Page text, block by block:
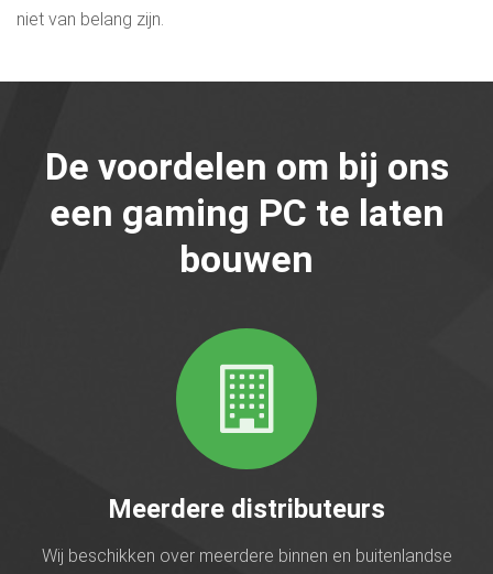
niet van belang zijn.
De voordelen om bij ons
een gaming PC te laten
bouwen
Meerdere distributeurs
Wij beschikken over meerdere binnen en buitenlandse